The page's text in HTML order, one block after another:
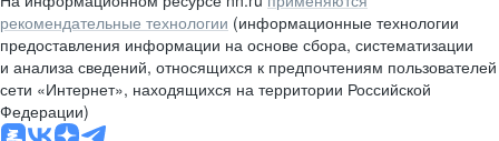
рекомендательные технологии (информационные технологии
предоставления информации на основе сбора, систематизации
и анализа сведений, относящихся к предпочтениям пользователей
сети «Интернет», находящихся на территории Российской
Федерации)